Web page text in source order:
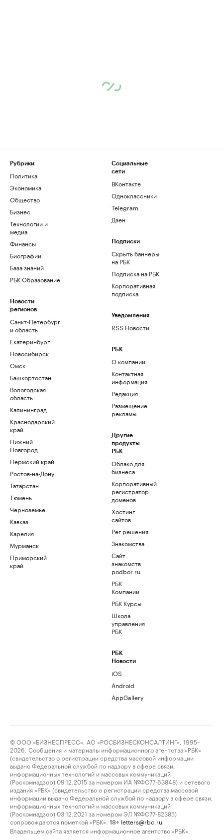
Рубрики
Политика
Экономика
Общество
Бизнес
Технологии и
медиа
Финансы
Биографии
База знаний
РБК Образование
Новости
регионов
Санкт-Петербург
и область
Екатеринбург
Новосибирск
Омск
Башкортостан
Вологодская
область
Калининград
Краснодарский
край
Нижний
Новгород
Пермский край
Ростов-на-Дону
Татарстан
Тюмень
Черноземье
Кавказ
Карелия
Мурманск
Приморский
край
Социальные
сети
ВКонтакте
Одноклассники
Telegram
Дзен
Подписки
Скрыть баннеры
на РБК
Подписка на РБК
Корпоративная
подписка
Уведомления
RSS Новости
РБК
О компании
Контактная
информация
Редакция
Размещение
рекламы
Другие
продукты
РБК
Облако для
бизнеса
Корпоративный
регистратор
доменов
Хостинг
сайтов
Рег.решения
Знакомства
Сайт
знакомств
podbor.ru
РБК
Компании
РБК Курсы
Школа
управления
РБК
РБК
Новости
iOS
Android
AppGallery
© ООО «БИЗНЕСПРЕСС», АО «РОСБИЗНЕСКОНСАЛТИНГ», 1995–
2026. Сообщения и материалы информационного агентства «РБК»
(свидетельство о регистрации средства массовой информации
выдано Федеральной службой по надзору в сфере связи,
информационных технологий и массовых коммуникаций
(Роскомнадзор) 09.12.2015 за номером ИА №ФС77-63848) и сетевого
издания «РБК» (свидетельство о регистрации средства массовой
информации выдано Федеральной службой по надзору в сфере связи,
информационных технологий и массовых коммуникаций
(Роскомнадзор) 03.12.2021 за номером ЭЛ №ФС77-82385)
сопровождаются пометкой «РБК».
18+ letters@rbc.ru
Владельцем сайта является информационное агентство «РБК».